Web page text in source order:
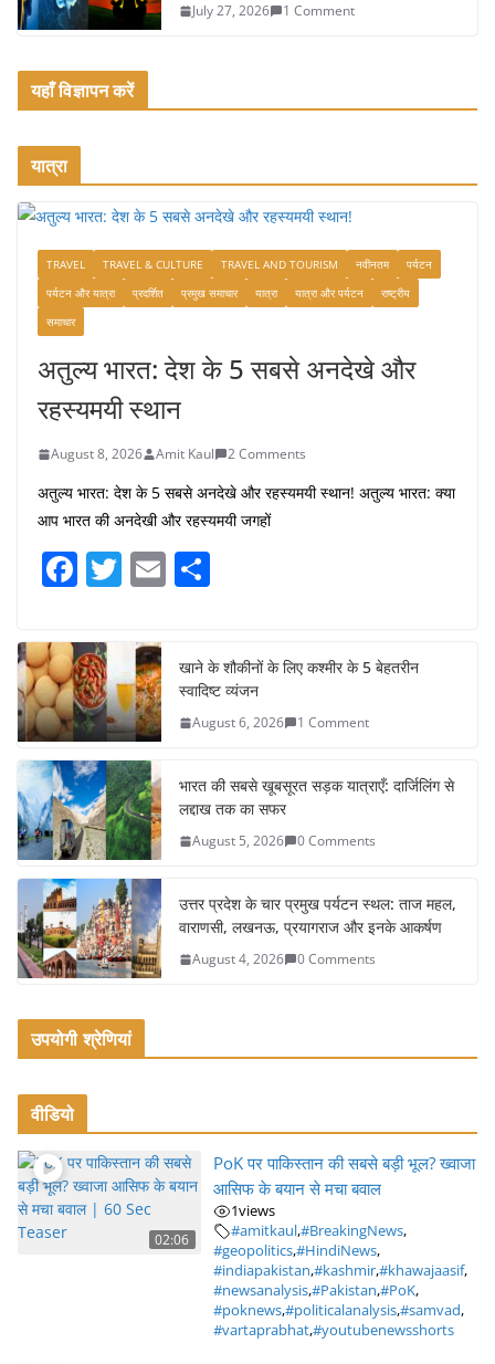
July 27, 2026 1 Comment
यहाँ विज्ञापन करें
यात्रा
TRAVEL TRAVEL & CULTURE TRAVEL AND TOURISM नवीनतम
पर्यटन
पर्यटन और यात्रा
प्रदर्शित प्रमुख समाचार यात्रा यात्रा और पर्यटन
राष्ट्रीय
समाचार
अतुल्य भारत: देश के 5 सबसे अनदेखे और
रहस्यमयी स्थान
August 8, 2026 Amit Kaul 2 Comments
अतुल्य भारत: देश के 5 सबसे अनदेखे और रहस्यमयी स्थान! अतुल्य भारत: क्या
आप भारत की अनदेखी और रहस्यमयी जगहों
F
c
e
b
o
o
k
T
itt
er
E
e
खाने के शौकीनों के लिए कश्मीर के 5 बेहतरीन
स्वादिष्ट व्यंजन
August 6, 2026 1 Comment
भारत की सबसे खूबसूरत सड़क यात्राएँ: दार्जिलिंग से
लद्दाख तक का सफर
August 5, 2026 0 Comments
उत्तर प्रदेश के चार प्रमुख पर्यटन स्थल: ताज महल,
वाराणसी, लखनऊ, प्रयागराज और इनके आकर्षण
August 4, 2026 0 Comments
उपयोगी श्रेणियां
वीडियो
02:06
PoK पर पाकिस्तान की सबसे बड़ी भूल? ख्वाजा
आसिफ के बयान से मचा बवाल
1views
#amitkaul,#BreakingNews,
#geopolitics,#HindiNews,
#indiapakistan,#kashmir,#khawajaasif,
#newsanalysis,#Pakistan,#PoK,
#poknews,#politicalanalysis,#samvad,
#vartaprabhat,#youtubenewsshorts